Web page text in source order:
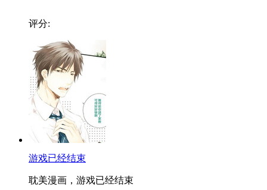
评分:
游戏已经结束
耽美漫画，游戏已经结束